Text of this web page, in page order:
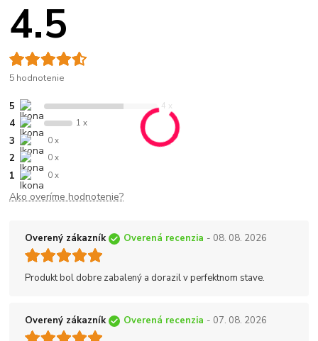
4.5
5 hodnotenie
5 4 x
4 1 x
3 0 x
2 0 x
1 0 x
Ako overíme hodnotenie?
Overený zákazník Overená recenzia - 08. 08. 2026
Produkt bol dobre zabalený a dorazil v perfektnom stave.
Overený zákazník Overená recenzia - 07. 08. 2026